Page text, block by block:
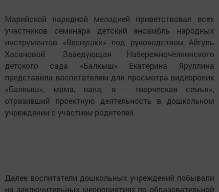
Марийской народной мелодией приветствовал всех
участников семинара детский ансамбль народных
инструментов «Веснушки» под руководством Айгуль
Хасановой. Заведующая Набережночелнинского
детского сада «Балкыш» Екатерина Яруллина
представила воспитателям для просмотра видеоролик
«Балкыш», мама, папа, я - творческая семья»,
отразивший проектную деятельность в дошкольном
учреждении с участием родителей.
Далее воспитатели дошкольных учреждений побывали
на заключительных мероприятиях по образовательной